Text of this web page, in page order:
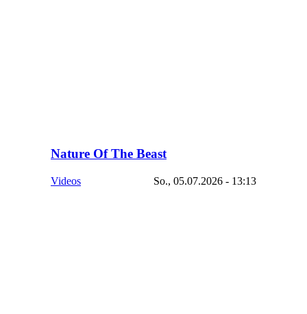
Nature Of The Beast
Videos So., 05.07.2026 - 13:13